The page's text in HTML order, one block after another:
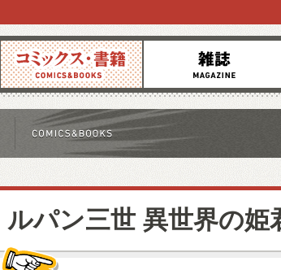
コミックス 雑誌
ルパン三世 異世界の姫